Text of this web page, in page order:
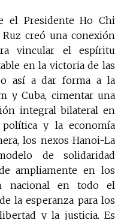
el Presidente Ho Chi
creó una conexión
vincular el espíritu
en la victoria de las
así a dar forma a la
y Cuba, cimentar una
integral bilateral en
política y la economía
los nexos Hanoi-La
de solidaridad
ampliamente en los
nacional en todo el
la esperanza para los
y la justicia. Es